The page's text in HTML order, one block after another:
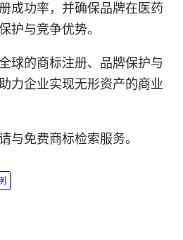
成功率，并确保品牌在医药
护与竞争优势。
球的商标注册、品牌保护与
力企业实现无形资产的商业
与免费商标检索服务。